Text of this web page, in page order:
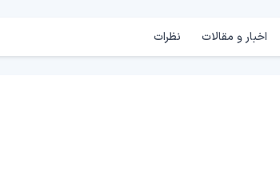
اخبار و مقالات نظرات